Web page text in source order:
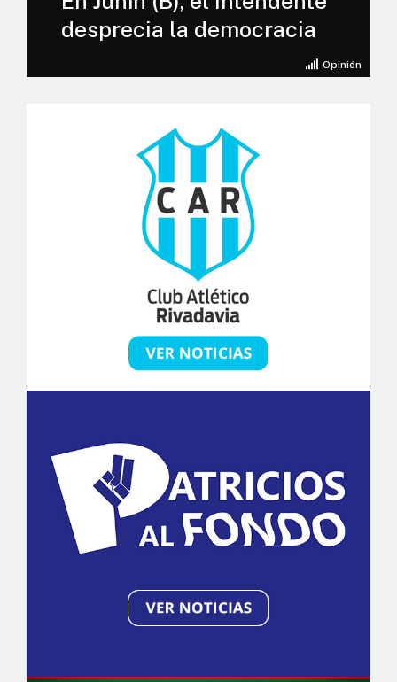
Opinión
desprecia la democracia